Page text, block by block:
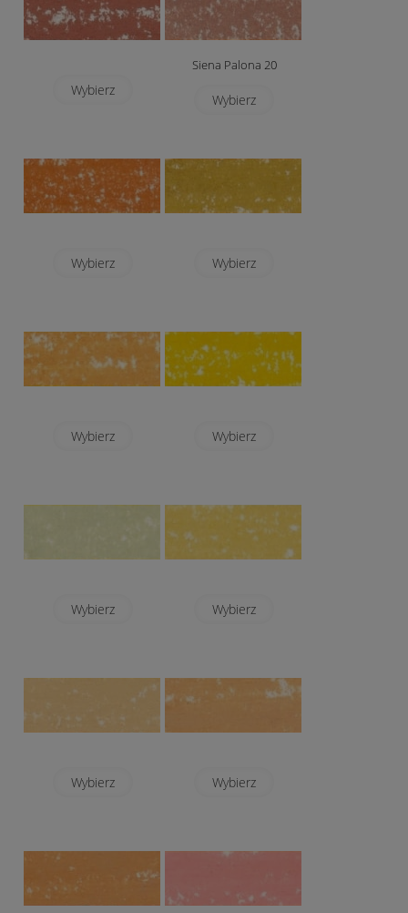
Wybierz
Siena Palona 20
Wybierz
Wybierz Wybierz
Wybierz Wybierz
Wybierz Wybierz
Wybierz Wybierz